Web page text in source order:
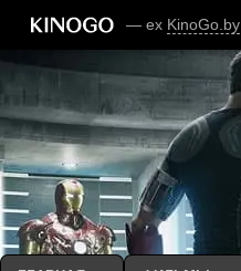
— ex KinoGo.by